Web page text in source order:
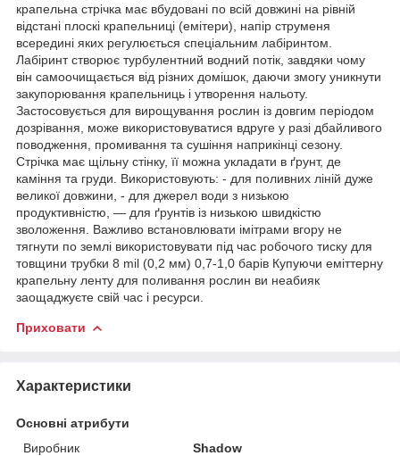
крапельна стрічка має вбудовані по всій довжині на рівній
відстані плоскі крапельниці (емітери), напір струменя
всередині яких регулюється спеціальним лабіринтом.
Лабіринт створює турбулентний водний потік, завдяки чому
він самоочищається від різних домішок, даючи змогу уникнути
закупорювання крапельниць і утворення нальоту.
Застосовується для вирощування рослин із довгим періодом
дозрівання, може використовуватися вдруге у разі дбайливого
поводження, промивання та сушіння наприкінці сезону.
Стрічка має щільну стінку, її можна укладати в ґрунт, де
каміння та груди. Використовують: - для поливних ліній дуже
великої довжини, - для джерел води з низькою
продуктивністю, — для ґрунтів із низькою швидкістю
зволоження. Важливо встановлювати імітрами вгору не
тягнути по землі використовувати під час робочого тиску для
товщини трубки 8 mil (0,2 мм) 0,7-1,0 барів Купуючи еміттерну
крапельну ленту для поливання рослин ви неабияк
заощаджуєте свій час і ресурси.
Приховати
Характеристики
Основні атрибути
Виробник
Shadow